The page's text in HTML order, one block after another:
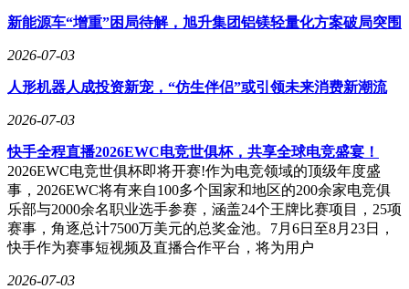
智能诊断、行情预测等功能通过云端触达田间地头，一次猪病
升成活率和降低养殖成本，行业每年可释放数千亿市场空间。
在牧原的种养循环示范区，科技改造的链条进一步延伸。养殖
足87.5%用电需求，22万米管道将肥料输送至12.7万亩农田。
这些数据实时上传云端，构建起碳足迹追踪系统。当传统养殖
场变身零碳园区，人们突然发现，农业与科技的融合正在创造
超越经济价值的社会效益。
新能源车“增重”困局待解，旭升集团铝镁轻量化方案破局突围
2026-07-03
人形机器人成投资新宠，“仿生伴侣”或引领未来消费新潮流
2026-07-03
快手全程直播2026EWC电竞世俱杯，共享全球电竞盛宴！
2026EWC电竞世俱杯即将开赛!作为电竞领域的顶级年度盛
事，2026EWC将有来自100多个国家和地区的200余家电竞俱
乐部与2000余名职业选手参赛，涵盖24个王牌比赛项目，25项
赛事，角逐总计7500万美元的总奖金池。7月6日至8月23日，
快手作为赛事短视频及直播合作平台，将为用户
2026-07-03